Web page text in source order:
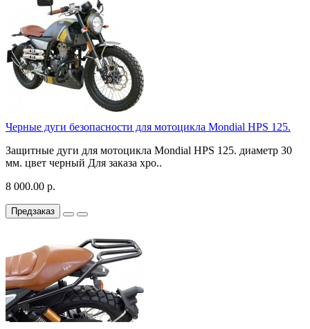
Черные дуги безопасности для мотоцикла Mondial HPS 125.
Защитные дуги для мотоцикла Mondial HPS 125. диаметр 30
мм. цвет черный Для заказа хро..
8 000.00 р.
Предзаказ